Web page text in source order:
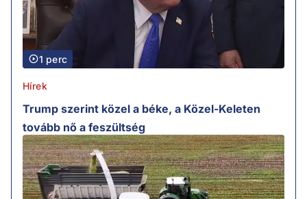
1 perc
Hírek
Trump szerint közel a béke, a Közel-Keleten
tovább nő a feszültség